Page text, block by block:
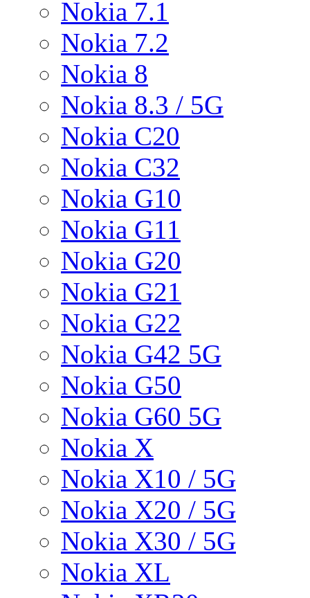
Nokia 7.1
Nokia 7.2
Nokia 8
Nokia 8.3 / 5G
Nokia C20
Nokia C32
Nokia G10
Nokia G11
Nokia G20
Nokia G21
Nokia G22
Nokia G42 5G
Nokia G50
Nokia G60 5G
Nokia X
Nokia X10 / 5G
Nokia X20 / 5G
Nokia X30 / 5G
Nokia XL